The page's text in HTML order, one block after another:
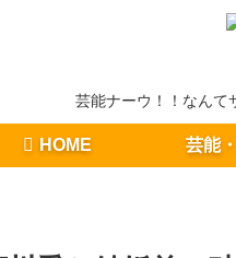
芸能ナーウ！！なんて
HOME 芸能